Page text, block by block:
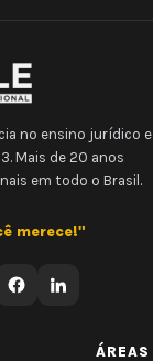
no ensino jurídico e
Mais de 20 anos
em todo o Brasil.
merece!"
ÁREAS